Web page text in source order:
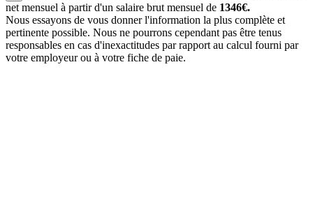
net mensuel à partir d'un salaire brut mensuel de 1346€.
Nous essayons de vous donner l'information la plus complète et
pertinente possible. Nous ne pourrons cependant pas être tenus
responsables en cas d'inexactitudes par rapport au calcul fourni par
votre employeur ou à votre fiche de paie.